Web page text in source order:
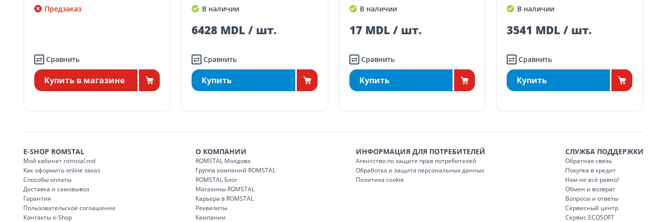
SER08411
магазине)
Предзаказ
Сравнить
Купить в магазине
В наличии
6428 MDL / шт.
Сравнить
Купить
В наличии
17 MDL / шт.
Сравнить
Купить
В наличии
3541 MDL / шт.
Сравнить
Купить
E-SHOP ROMSTAL
Мой кабинет romstal.md
Как оформить online заказ
Способы оплаты
Доставка и самовывоз
Гарантия
Пользовательское соглашение
Контакты e-Shop
О КОМПАНИИ
ROMSTAL Молдова
Группа компаний ROMSTAL
ROMSTAL Блог
Магазины ROMSTAL
Карьера в ROMSTAL
Реквизиты
Кампании
ИНФОРМАЦИЯ ДЛЯ ПОТРЕБИТЕЛЕЙ
Агентство по защите прав потребителей
Обработка и защита персональных данных
Политика cookie
СЛУЖБА ПОДДЕРЖКИ
Обратная связь
Покупка в кредит
Нам не всё равно!
Обмен и возврат
Вопросы и ответы
Сервисный центр
Сервис ECOSOFT